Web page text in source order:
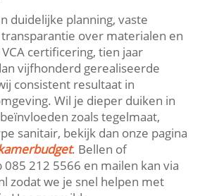
duidelijke planning, vaste
over materialen en
certificering, tien jaar
vijfhonderd gerealiseerde
consistent resultaat in
Wil je dieper duiken in
zoals tegelmaat,
sanitair, bekijk dan onze pagina
. Bellen of
212 5566 en mailen kan via
zodat we je snel helpen met